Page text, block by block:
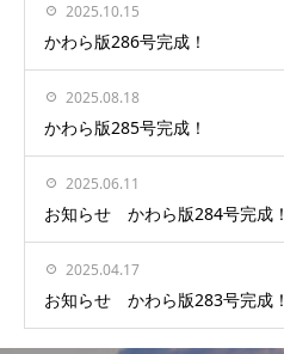
2025.10.15
かわら版286号完成！
2025.08.18
かわら版285号完成！
2025.06.11
お知らせ かわら版284号完成！
2025.04.17
お知らせ かわら版283号完成！